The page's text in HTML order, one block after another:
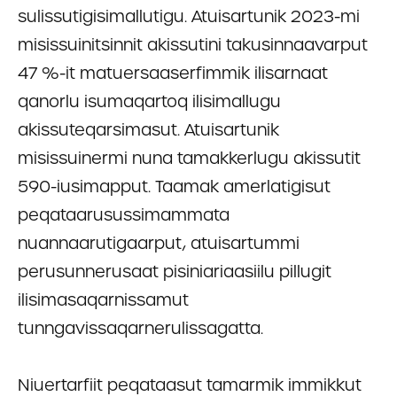
sulissutigisimallutigu. Atuisartunik 2023-mi
misissuinitsinnit akissutini takusinnaavarput
47 %-it matuersaaserfimmik ilisarnaat
qanorlu isumaqartoq ilisimallugu
akissuteqarsimasut. Atuisartunik
misissuinermi nuna tamakkerlugu akissutit
590-iusimapput. Taamak amerlatigisut
peqataarusussimammata
nuannaarutigaarput, atuisartummi
perusunnerusaat pisiniariaasiilu pillugit
ilisimasaqarnissamut
tunngavissaqarnerulissagatta.
Niuertarfiit peqataasut tamarmik immikkut